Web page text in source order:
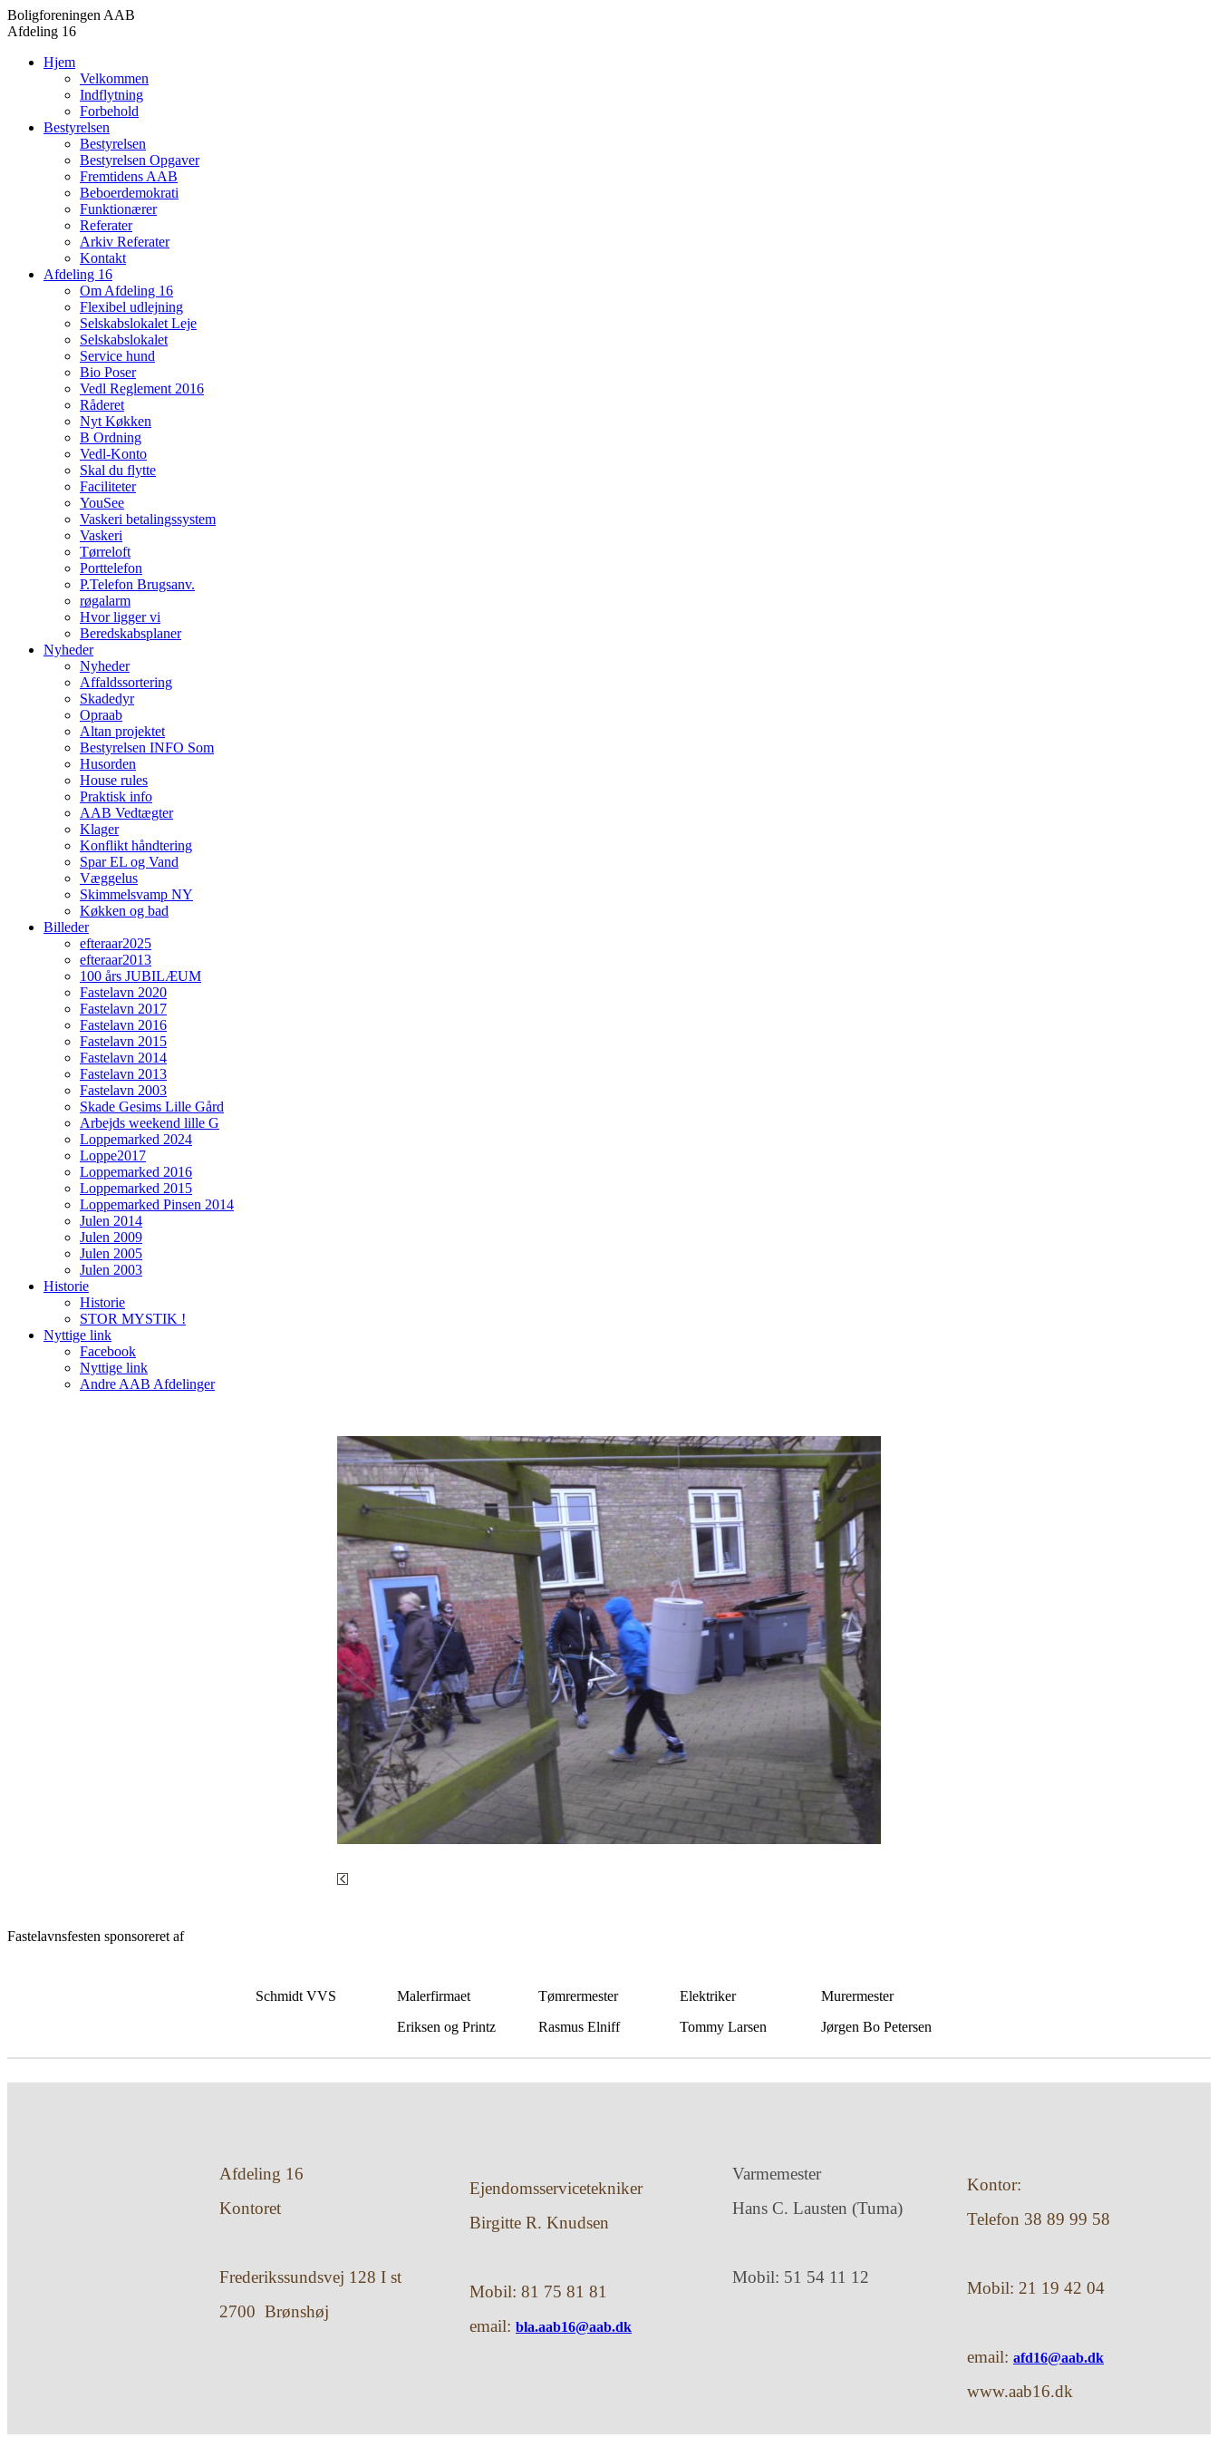
Boligforeningen AAB
Afdeling 16
Hjem
Velkommen
Indflytning
Forbehold
Bestyrelsen
Bestyrelsen
Bestyrelsen Opgaver
Fremtidens AAB
Beboerdemokrati
Funktionærer
Referater
Arkiv Referater
Kontakt
Afdeling 16
Om Afdeling 16
Flexibel udlejning
Selskabslokalet Leje
Selskabslokalet
Service hund
Bio Poser
Vedl Reglement 2016
Råderet
Nyt Køkken
B Ordning
Vedl-Konto
Skal du flytte
Faciliteter
YouSee
Vaskeri betalingssystem
Vaskeri
Tørreloft
Porttelefon
P.Telefon Brugsanv.
røgalarm
Hvor ligger vi
Beredskabsplaner
Nyheder
Nyheder
Affaldssortering
Skadedyr
Opraab
Altan projektet
Bestyrelsen INFO Som
Husorden
House rules
Praktisk info
AAB Vedtægter
Klager
Konflikt håndtering
Spar EL og Vand
Væggelus
Skimmelsvamp NY
Køkken og bad
Billeder
efteraar2025
efteraar2013
100 års JUBILÆUM
Fastelavn 2020
Fastelavn 2017
Fastelavn 2016
Fastelavn 2015
Fastelavn 2014
Fastelavn 2013
Fastelavn 2003
Skade Gesims Lille Gård
Arbejds weekend lille G
Loppemarked 2024
Loppe2017
Loppemarked 2016
Loppemarked 2015
Loppemarked Pinsen 2014
Julen 2014
Julen 2009
Julen 2005
Julen 2003
Historie
Historie
STOR MYSTIK !
Nyttige link
Facebook
Nyttige link
Andre AAB Afdelinger
Fastelavnsfesten sponsoreret af
Schmidt VVS
Malerfirmaet
Eriksen og Printz
Tømrermester
Rasmus Elniff
Elektriker
Tommy Larsen
Murermester
Jørgen Bo Petersen
Afdeling 16
Kontoret
Frederikssundsvej 128 I st
2700 Brønshøj
Ejendomsservicetekniker
Birgitte R. Knudsen
Mobil: 81 75 81 81
email: bla.aab16@aab.dk
Varmemester
Hans C. Lausten (Tuma)
Mobil: 51 54 11 12
Kontor:
Telefon 38 89 99 58
Mobil: 21 19 42 04
email: afd16@aab.dk
www.aab16.dk